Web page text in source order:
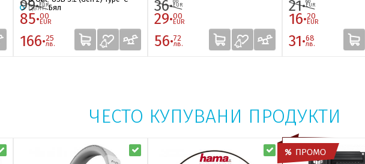
Цвят:Бял
99·EUR
85·00
EUR
166·25
лв.
36·EUR
29·00
EUR
56·72
лв.
21·EUR
16·20
EUR
31·68
лв.
ЧЕСТО КУПУВАНИ ПРОДУКТИ